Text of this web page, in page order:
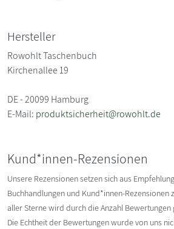
Hersteller
Rowohlt Taschenbuch
Kirchenallee 19
DE - 20099 Hamburg
E-Mail: produktsicherheit@rowohlt.de
Kund*innen-Rezensionen
Unsere Rezensionen setzen sich aus
Buchhandlungen und Kund*innen-Rezensionen
aller Sterne wird durch die Anzahl Bewertungen
Die Echtheit der Bewertungen wurde von uns